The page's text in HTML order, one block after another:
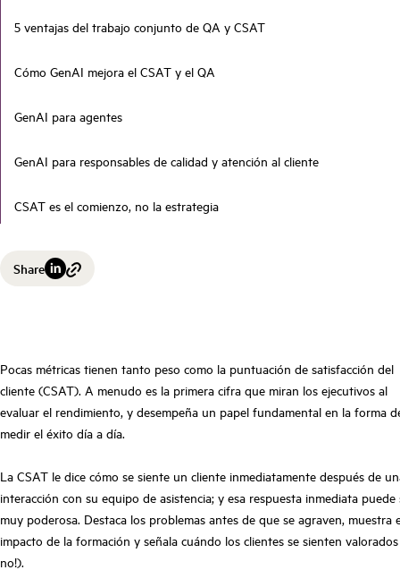
5 ventajas del trabajo conjunto de QA y CSAT
Cómo GenAI mejora el CSAT y el QA
GenAI para agentes
GenAI para responsables de calidad y atención al cliente
CSAT es el comienzo, no la estrategia
Share
Pocas métricas tienen tanto peso como la puntuación de satisfacción del
cliente (CSAT). A menudo es la primera cifra que miran los ejecutivos al
evaluar el rendimiento, y desempeña un papel fundamental en la forma
medir el éxito día a día.
La CSAT le dice cómo se siente un cliente inmediatamente después de
interacción con su equipo de asistencia; y esa respuesta inmediata puede
muy poderosa. Destaca los problemas antes de que se agraven, muestra
impacto de la formación y señala cuándo los clientes se sienten valorados
no!).